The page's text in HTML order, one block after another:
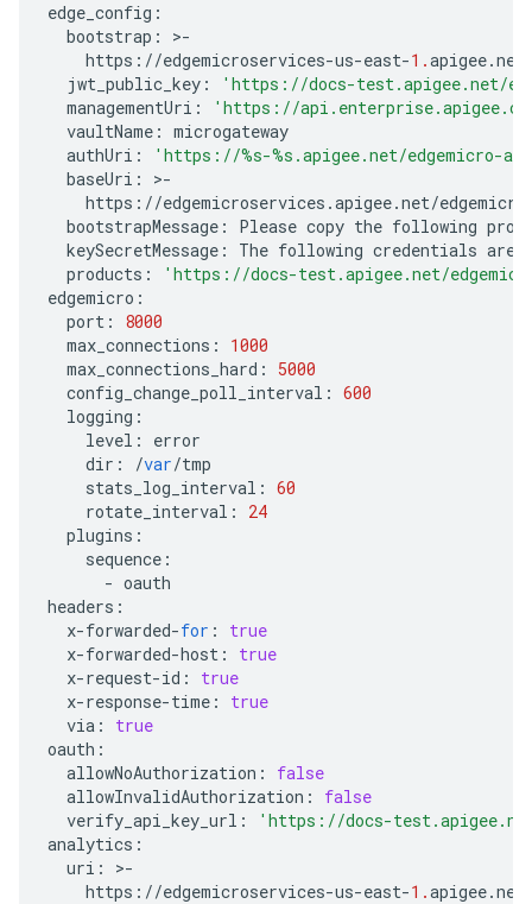
edge_config :
bootstrap : >-
https : //edgemicroservices-us-east-1.apigee.net
jwt_public_key :
'https://docs-test.apigee.net/
managementUri :
'https://
vaultName : microgateway
authUri : 'https://%s-%s .apigee.net/edgemicro-
baseUri : >-
https : //edgemicroservices .apigee.net/edgemicro
bootstrapMessage : Please copy the following
keySecretMessage : The following credentials are
products :
'https://docs-test.apigee.net/
edgemicro :
port :
8000
max_connections :
1000
max_connections_hard :
5000
config_change_poll_interval : 600
logging :
level :
error
dir : /var/tmp
stats_log_interval : 60
rotate_interval :
24
plugins :
sequence :
- oauth
headers :
x-forwarded-for :
true
x-forwarded-host :
true
x-request-id :
true
x-response-time :
true
via :
true
oauth :
allowNoAuthorization :
false
allowInvalidAuthorization :
false
verify_api_key_url :
'https://docs-
analytics :
uri : >-
https : //edgemicroservices-us-east-1.apigee.net